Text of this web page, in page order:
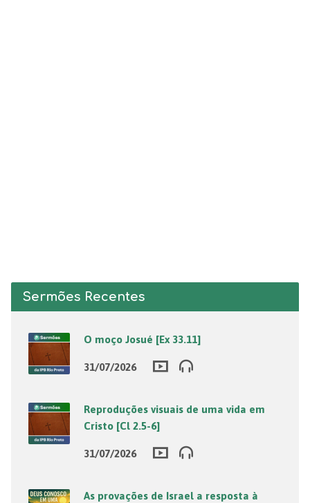
Sermões Recentes
O moço Josué [Ex 33.11]
31/07/2026
Reproduções visuais de uma vida em
Cristo [Cl 2.5-6]
31/07/2026
As provações de Israel a resposta à